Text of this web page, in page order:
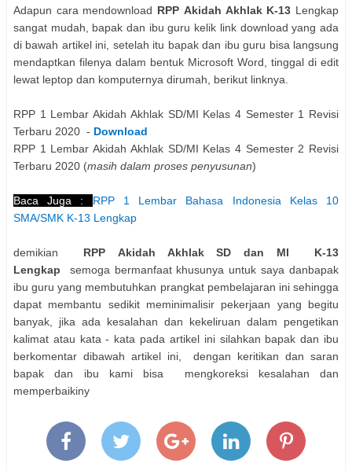
Adapun cara mendownload RPP Akidah Akhlak K-13 Lengkap
sangat mudah, bapak dan ibu guru kelik link download yang ada
di bawah artikel ini, setelah itu bapak dan ibu guru bisa langsung
mendaptkan filenya dalam bentuk Microsoft Word, tinggal di edit
lewat leptop dan komputernya dirumah, berikut linknya.
RPP 1 Lembar Akidah Akhlak SD/MI Kelas 4 Semester 1 Revisi
Terbaru 2020 - Download
RPP 1 Lembar Akidah Akhlak SD/MI Kelas 4 Semester 2 Revisi
Terbaru 2020 (masih dalam proses penyusunan)
Baca Juga : RPP 1 Lembar Bahasa Indonesia Kelas 10
SMA/SMK K-13 Lengkap
demikian
RPP Akidah Akhlak SD dan MI K-13
Lengkap
semoga bermanfaat khusunya untuk saya danbapak
ibu guru yang membutuhkan prangkat pembelajaran ini sehingga
dapat membantu sedikit meminimalisir pekerjaan yang begitu
banyak, jika ada kesalahan dan kekeliruan dalam pengetikan
kalimat atau kata - kata pada artikel ini silahkan bapak dan ibu
berkomentar dibawah artikel ini, dengan keritikan dan saran
bapak dan ibu kami bisa mengkoreksi kesalahan dan
memperbaikiny